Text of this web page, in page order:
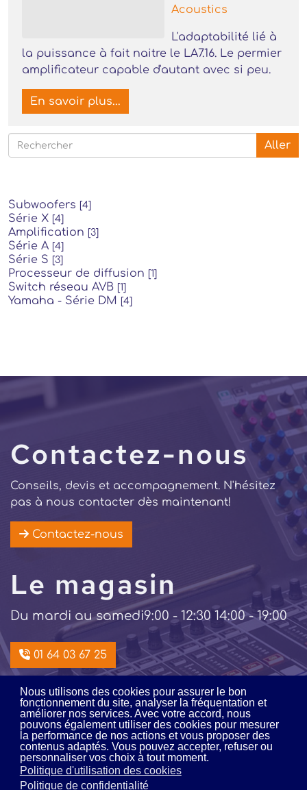
Nous utilisons des cookies pour assurer le bon
fonctionnement du site, analyser la fréquentation et
améliorer nos services. Avec votre accord, nous
pouvons également utiliser des cookies pour mesurer
la performance de nos actions et vous proposer des
contenus adaptés. Vous pouvez accepter, refuser ou
personnaliser vos choix à tout moment.
Politique d'utilisation des cookies
Politique de confidentialité
Acoustics
L'adaptabilité lié à
la puissance à fait naitre le LA7.16. Le permier
amplificateur capable d'autant avec si peu.
En savoir plus...
Aller
Subwoofers [4]
Série X [4]
Amplification [3]
Série A [4]
Série S [3]
Processeur de diffusion [1]
Switch réseau AVB [1]
Yamaha - Série DM [4]
Contactez-nous
Conseils, devis et accompagnement. N'hésitez
pas à nous contacter dès maintenant!
Contactez-nous
Le magasin
Du mardi au samedi9:00 - 12:30 14:00 - 19:00
01 64 03 67 25
Intégration /
location
Du lundi au vendredi9:00 - 12:00 14:00 - 18:00